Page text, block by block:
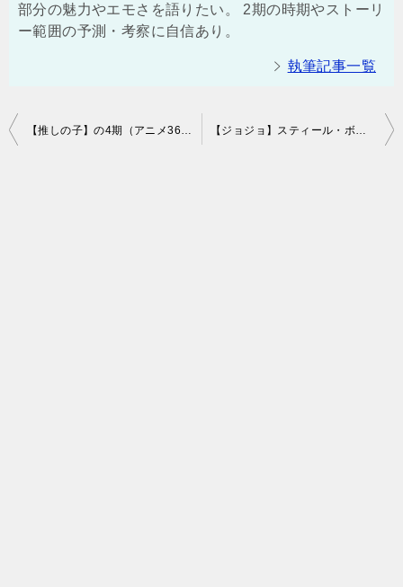
部分の魅力やエモさを語りたい。 2期の時期やストーリ
ー範囲の予測・考察に自信あり。
執筆記事一覧
投